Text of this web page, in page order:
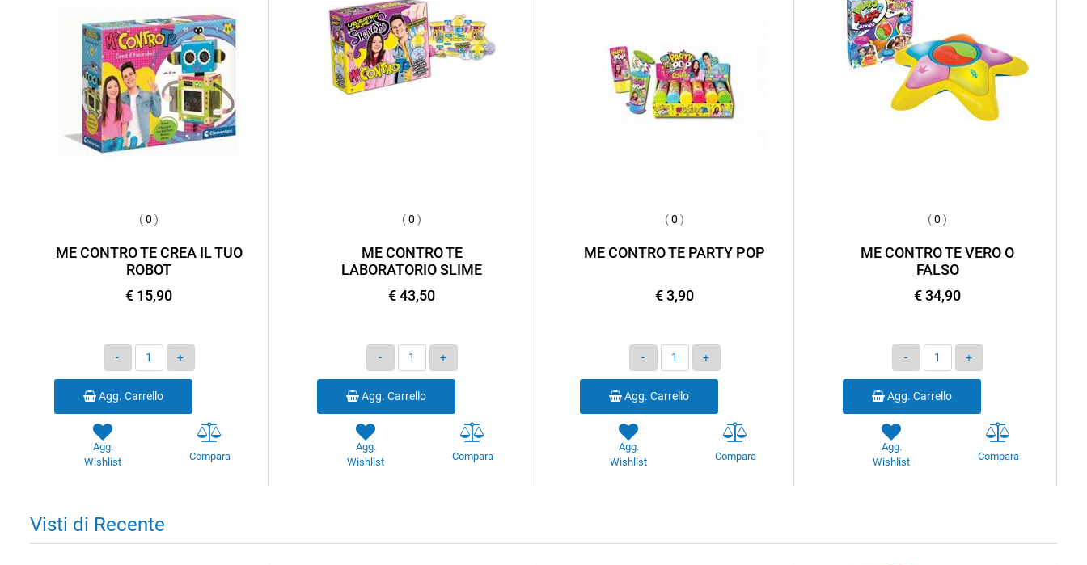
(0 )
ME CONTRO TE CREA IL TUO
ROBOT
€ 15,90
Quantità
Agg. Carrello
Agg.
Wishlist
Compara
(0 )
ME CONTRO TE
LABORATORIO SLIME
€ 43,50
Quantità
Agg. Carrello
Agg.
Wishlist
Compara
(0 )
ME CONTRO TE PARTY POP
€ 3,90
Quantità
Agg. Carrello
Agg.
Wishlist
Compara
(0 )
ME CONTRO TE VERO O
FALSO
€ 34,90
Quantità
Agg. Carrello
Agg.
Wishlist
Compara
Visti di Recente